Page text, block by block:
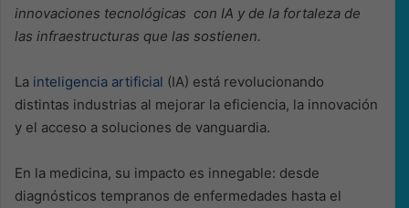
innovaciones tecnológicas con IA y de la fortaleza de
las infraestructuras que las sostienen.
La inteligencia artificial (IA) está revolucionando
distintas industrias al mejorar la eficiencia, la innovación
y el acceso a soluciones de vanguardia.
En la medicina, su impacto es innegable: desde
diagnósticos tempranos de enfermedades hasta el